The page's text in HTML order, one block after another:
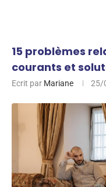
15 problèmes
courants et
Ecrit par Mariane 25/